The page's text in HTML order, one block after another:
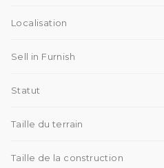
Localisation
Sell in Furnish
Statut
Taille du terrain
Taille de la construction